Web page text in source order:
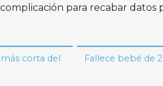
para recabar datos
corta del
Fallece bebé de